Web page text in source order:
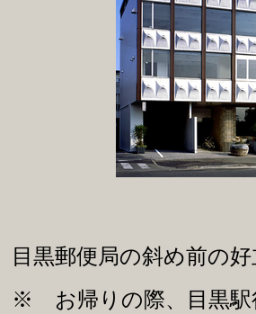
目黒郵便局の斜め前の
※ お帰りの際、目黒駅